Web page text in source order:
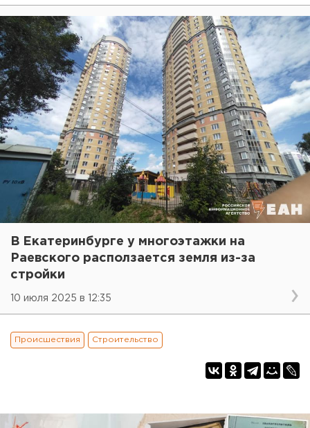
В Екатеринбурге у многоэтажки на
Раевского расползается земля из-за
стройки
10 июля 2025 в 12:35
Происшествия Строительство